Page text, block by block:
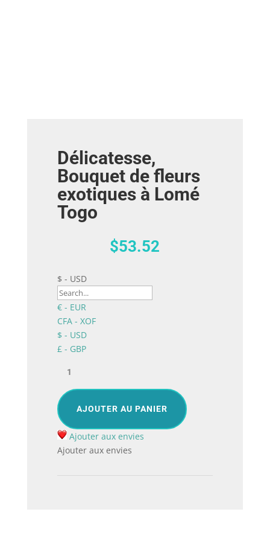
Délicatesse,
Bouquet de fleurs
exotiques à Lomé
Togo
$53.52
$ - USD
€ - EUR
CFA - XOF
$ - USD
£ - GBP
Délicatesse,
Bouquet
de
fleurs
exotiques
AJOUTER AU PANIER
Ajouter aux envies
Ajouter aux envies